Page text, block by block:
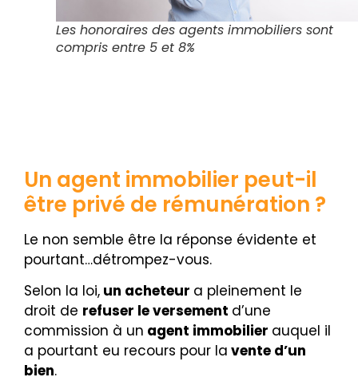
Les honoraires des agents immobiliers sont
compris entre 5 et 8%
Un agent immobilier peut-il
être privé de rémunération ?
Le non semble être la réponse évidente et
pourtant…détrompez-vous.
Selon la loi, un acheteur a pleinement le
droit de refuser le versement d’une
commission à un agent immobilier auquel il
a pourtant eu recours pour la vente d’un
bien.